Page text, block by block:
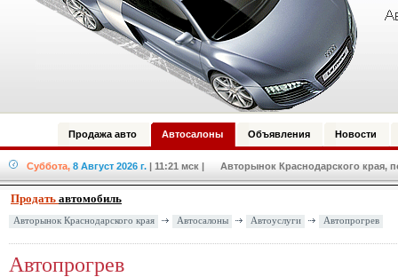
Продажа авто Автосалоны Объявления Новости
Суббота, 8 Август 2026 г. | 11:21 мск | Авторынок Краснодарского края,
Продать автомобиль
Авторынок Краснодарского края Автосалоны Автоуслуги Автопрогрев
Автопрогрев